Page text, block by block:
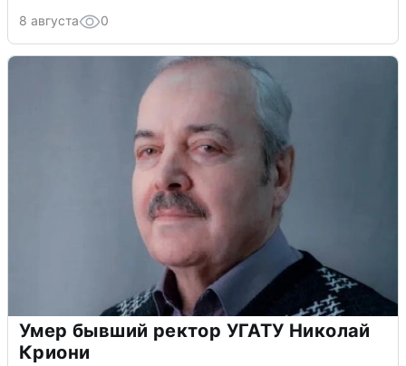
8 августа 0
Умер бывший ректор УГАТУ Николай
Криони